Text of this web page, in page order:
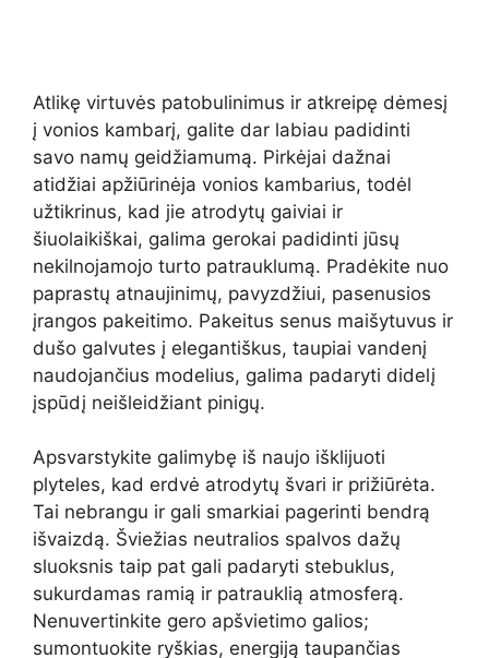
Atlikę virtuvės patobulinimus ir atkreipę dėmesį
į vonios kambarį, galite dar labiau padidinti
savo namų geidžiamumą. Pirkėjai dažnai
atidžiai apžiūrinėja vonios kambarius, todėl
užtikrinus, kad jie atrodytų gaiviai ir
šiuolaikiškai, galima gerokai padidinti jūsų
nekilnojamojo turto patrauklumą. Pradėkite nuo
paprastų atnaujinimų, pavyzdžiui, pasenusios
įrangos pakeitimo. Pakeitus senus maišytuvus ir
dušo galvutes į elegantiškus, taupiai vandenį
naudojančius modelius, galima padaryti didelį
įspūdį neišleidžiant pinigų.
Apsvarstykite galimybę iš naujo išklijuoti
plyteles, kad erdvė atrodytų švari ir prižiūrėta.
Tai nebrangu ir gali smarkiai pagerinti bendrą
išvaizdą. Šviežias neutralios spalvos dažų
sluoksnis taip pat gali padaryti stebuklus,
sukurdamas ramią ir patrauklią atmosferą.
Nenuvertinkite gero apšvietimo galios;
sumontuokite ryškias, energiją taupančias